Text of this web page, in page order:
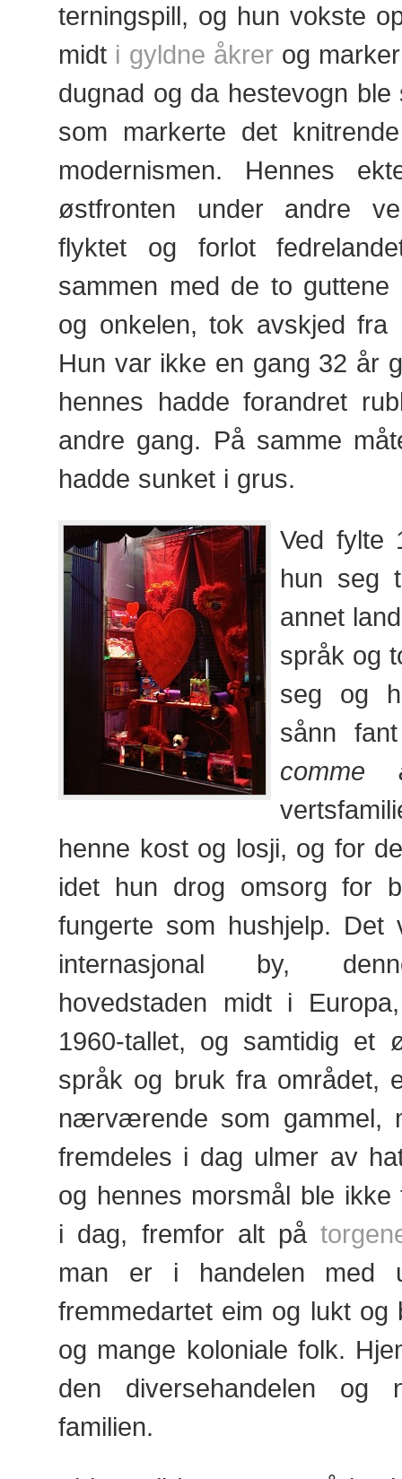
terningspill, og hun vokste
midt i gyldne åkrer og
dugnad og da hestevogn
som markerte det
modernismen. Hennes
østfronten under andre
flyktet og forlot
sammen med de to guttene
og onkelen, tok avskjed fra
Hun var ikke en gang 32 år
hennes hadde forandret
andre gang. På samme
hadde sunket i grus.
Ved fylte
hun seg
annet
språk og
seg og
sånn
comme
henne kost og losji, og for
idet hun drog omsorg for
fungerte som hushjelp. Det
internasjonal by,
hovedstaden midt i
1960-tallet, og samtidig et
språk og bruk fra området,
nærværende som gammel,
fremdeles i dag ulmer av
og hennes morsmål ble
i dag, fremfor alt på
man er i handelen med
fremmedartet eim og lukt og
og mange koloniale folk.
den diversehandelen og
familien.